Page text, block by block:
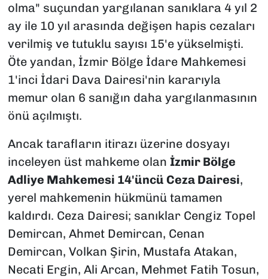
olma" suçundan yargılanan sanıklara 4 yıl 2
ay ile 10 yıl arasında değişen hapis cezaları
verilmiş ve tutuklu sayısı 15'e yükselmişti.
Öte yandan, İzmir Bölge İdare Mahkemesi
1'inci İdari Dava Dairesi'nin kararıyla
memur olan 6 sanığın daha yargılanmasının
önü açılmıştı.
Ancak tarafların itirazı üzerine dosyayı
inceleyen üst mahkeme olan İzmir Bölge
Adliye Mahkemesi 14'üncü Ceza Dairesi,
yerel mahkemenin hükmünü tamamen
kaldırdı. Ceza Dairesi; sanıklar Cengiz Topel
Demircan, Ahmet Demircan, Cenan
Demircan, Volkan Şirin, Mustafa Atakan,
Necati Ergin, Ali Arcan, Mehmet Fatih Tosun,